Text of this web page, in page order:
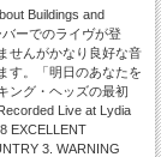
Buildings and
ーでのライヴが登
せんがかなり良好な音
す。「明日のあなたを
ング・ヘッズの最初
Live at Lydia
EXCELLENT
3. WARNING